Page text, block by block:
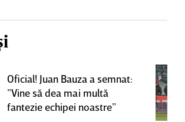
Oficial! Juan Bauza a semnat:
”Vine să dea mai multă
fantezie echipei noastre”